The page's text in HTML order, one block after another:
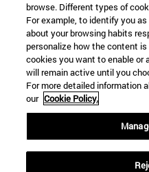
Accesos directos
Biblioteca(abre en
Mi correo(abre en
(abre
Búsqueda de personas
Trabaja con nosotros
browse. Different types of
For example, to identify you
about your browsing habits
personalize how the content
cookies you want to enable or
will remain active until you
For more detailed information
our Cookie Policy.